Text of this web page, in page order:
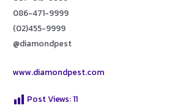
086-471-9999
(02)455-9999
@diamondpest
www.diamondpest.com
Post Views:11